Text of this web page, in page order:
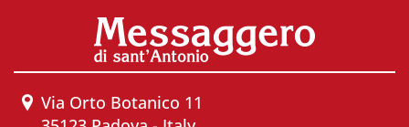
Via Orto Botanico 11